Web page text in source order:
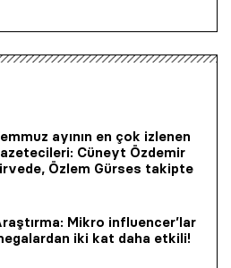
ayının en çok izlenen
Cüneyt Özdemir
Özlem Gürses takipte
Mikro influencer’lar
iki kat daha etkili!